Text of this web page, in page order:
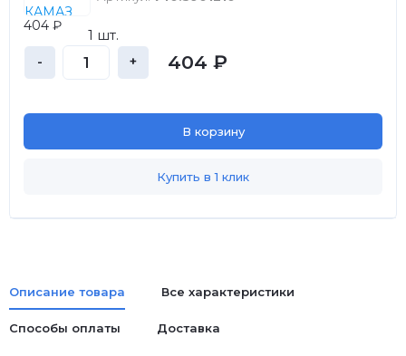
404 ₽
1 шт.
- + 404 ₽
В корзину
Купить в 1 клик
Описание товара Все характеристики
Способы оплаты Доставка